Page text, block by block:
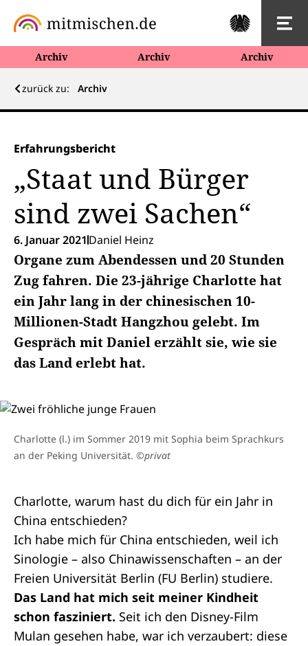
Archiv Archiv Archiv
zurück zu: Archiv
Erfahrungsbericht
„Staat und Bürger
sind zwei Sachen“
6. Januar 2021 Daniel Heinz
Organe zum Abendessen und 20 Stunden
Zug fahren. Die 23-jährige Charlotte hat
ein Jahr lang in der chinesischen 10-
Millionen-Stadt Hangzhou gelebt. Im
Gespräch mit Daniel erzählt sie, wie sie
das Land erlebt hat.
Charlotte (l.) im Sommer 2019 mit Sophia beim Sprachkurs
an der Peking Universität. ©privat
Charlotte, warum hast du dich für ein Jahr in
China entschieden?
Ich habe mich für China entschieden, weil ich
Sinologie – also Chinawissenschaften – an der
Freien Universität Berlin (FU Berlin) studiere.
Das Land hat mich seit meiner Kindheit
schon fasziniert. Seit ich den Disney-Film
Mulan gesehen habe, war ich verzaubert: diese